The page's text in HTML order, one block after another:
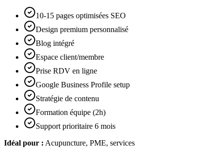
10-15 pages optimisées SEO
Design premium personnalisé
Blog intégré
Espace client/membre
Prise RDV en ligne
Google Business Profile setup
Stratégie de contenu
Formation équipe (2h)
Support prioritaire 6 mois
Idéal pour : Acupuncture, PME, services